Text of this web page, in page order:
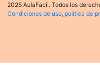
2026 AulaFacil. Todos los
Condiciones de uso, política de